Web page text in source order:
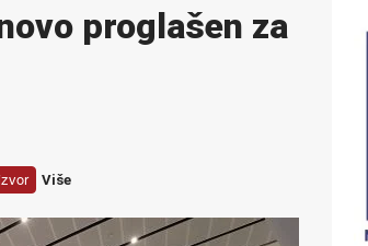
proglašen za
Više